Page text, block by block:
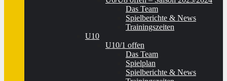
Das Team
Spielberichte & News
Trainingszeiten
U10
U10/1 offen
Das Team
Spielplan
Spielberichte & News